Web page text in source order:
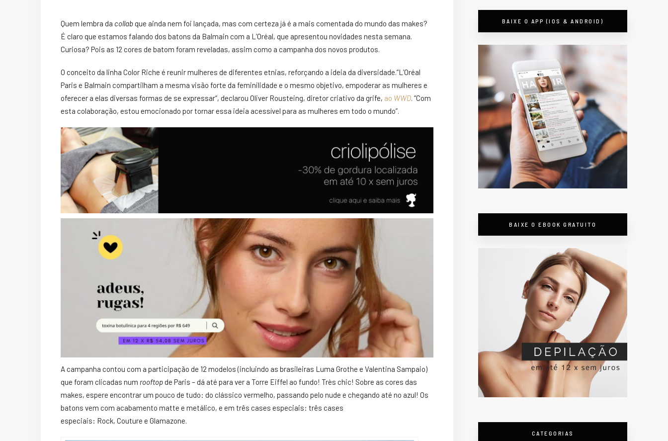
Quem lembra da collabque ainda nem foi lançada, mas com certeza já é a mais comentada do mundo das makes?
É claro que estamos falando dos batons da Balmain com a L’Oréal, que apresentou novidades nesta semana.
Curiosa? Pois as 12 cores de batom foram reveladas, assim como a campanha dos novos produtos.
O conceito da linha Color Riche é reunir mulheres de diferentes etnias, reforçando a ideia da diversidade.“L’Oréal
Paris e Balmain compartilham a mesma visão forte da feminilidade e o mesmo objetivo, empoderar as mulheres e
oferecer a elas diversas formas de se expressar“, declarou Oliver Rousteing, diretor criativo da grife, ao WWD . “Com
esta colaboração, estou emocionado por tornar essa ideia acessível para as mulheres em todo o mundo”.
A campanha contou com a participação de 12 modelos (incluindo as brasileiras Luma Grothe e Valentina Sampaio)
que foram clicadas num rooftopde Paris – dá até para ver a Torre Eiffel ao fundo! Très chic! Sobre as cores das
makes, espere encontrar um pouco de tudo: do clássico vermelho, passando pelo nude e chegando até no azul! Os
batons vem com acabamento matte e metálico, e em três cases especiais: três cases
especiais: Rock, Couture e Glamazone.
BAIXE O APP (IOS & ANDROID)
BAIXE O EBOOK GRATUITO
CATEGORIAS